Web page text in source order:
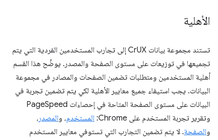
الأهلية
تستند مجموعة بيانات CrUX إلى تجارب المستخدمين الفردية التي يتم
تجميعها في توزيعات على مستوى الصفحة والمصدر. يوضِّح هذا القسم
أهلية المستخدمين ومتطلبات تضمين الصفحات والمصادر في مجموعة
البيانات. يجب استيفاء جميع معايير الأهلية لكي يتم تضمين تجربة في
البيانات على مستوى الصفحة المتاحة في إحصاءات PageSpeed
وتقرير تجربة المستخدم على Chrome:
المستخدم، والمصدر ،
والصفحة. لا يتم تضمين التجارب التي تستوفي معايير المستخدم